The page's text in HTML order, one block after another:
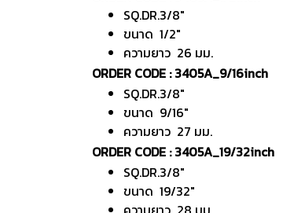
SQ.DR.3/8"
ขนาด 1/2"
ความยาว 26 มม.
ORDER CODE : 3405A_9/16inch
SQ.DR.3/8"
ขนาด 9/16"
ความยาว 27 มม.
ORDER CODE : 3405A_19/32inch
SQ.DR.3/8"
ขนาด 19/32"